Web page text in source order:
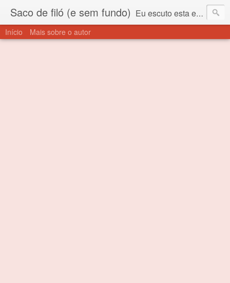
Saco de filó (e sem fundo) Eu escuto esta expressão "saco de filó" desde criança. Para quem não sabe, filó é um tecido todo furadinho e permite que um saco feito com ele, mesmo que muito exposto ao ar soprado para dentro, nunca vai se encher. Aí está o propósito deste nome... Para viver em sociedade tem que ter saco de filó.
Início Mais sobre o autor